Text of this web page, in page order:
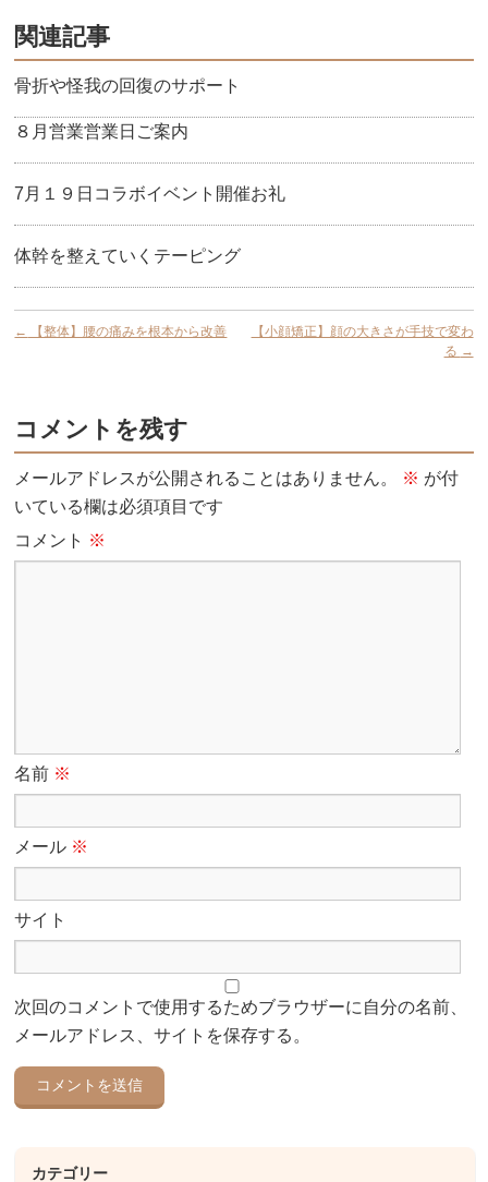
関連記事
骨折や怪我の回復のサポート
８月営業営業日ご案内
7月１９日コラボイベント開催お礼
体幹を整えていくテーピング
← 【整体】腰の痛みを根本から改善
【小顔矯正】顔の大きさが手技で変わ
る →
コメントを残す
メールアドレスが公開されることはありません。 ※ が付
いている欄は必須項目です
コメント ※
名前 ※
メール ※
サイト
次回のコメントで使用するためブラウザーに自分の名前、
メールアドレス、サイトを保存する。
カテゴリー